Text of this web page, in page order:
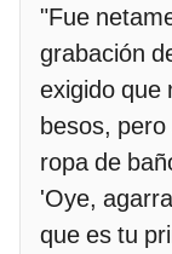
"Fue
grabación
exigido que
besos,
ropa de
'Oye,
que es tu